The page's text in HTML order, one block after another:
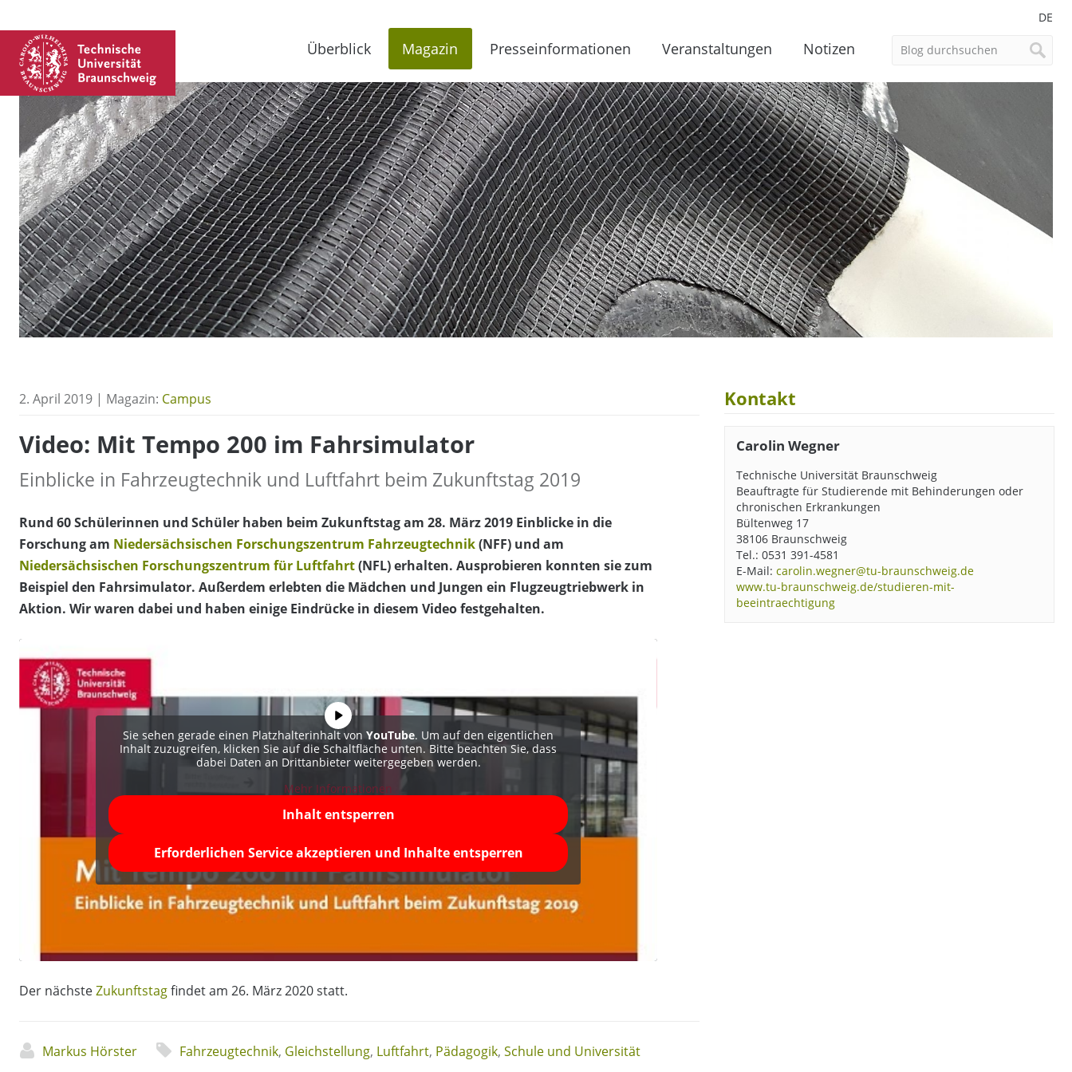
DE
Überblick Magazin Presseinformationen Veranstaltungen Notizen
2. April 2019 | Magazin: Campus
Video: Mit Tempo 200 im Fahrsimulator
Einblicke in Fahrzeugtechnik und Luftfahrt beim Zukunftstag 2019
Rund 60 Schülerinnen und Schüler haben beim Zukunftstag am 28. März 2019 Einblicke in die
Forschung am Niedersächsischen Forschungszentrum Fahrzeugtechnik(NFF) und am
Niedersächsischen Forschungszentrum für Luftfahrt(NFL) erhalten. Ausprobieren konnten sie zum
Beispiel den Fahrsimulator. Außerdem erlebten die Mädchen und Jungen ein Flugzeugtriebwerk in
Aktion. Wir waren dabei und haben einige Eindrücke in diesem Video festgehalten.
Sie sehen gerade einen Platzhalterinhalt von YouTube. Um auf den eigentlichen
Inhalt zuzugreifen, klicken Sie auf die Schaltfläche unten. Bitte beachten Sie, dass
dabei Daten an Drittanbieter weitergegeben werden.
Mehr Informationen
Inhalt entsperren
Erforderlichen Service akzeptieren und Inhalte entsperren
Der nächsteZukunftstagfindet am 26. März 2020 statt.
Markus Hörster Fahrzeugtechnik, Gleichstellung, Luftfahrt, Pädagogik, Schule und Universität
Kontakt
Carolin Wegner
Technische Universität Braunschweig
Beauftragte für Studierende mit Behinderungen oder
chronischen Erkrankungen
Bültenweg 17
38106 Braunschweig
Tel.: 0531 391-4581
E-Mail:carolin.wegner@tu-braunschweig.de
www.tu-braunschweig.de/studieren-mit-
beeintraechtigung